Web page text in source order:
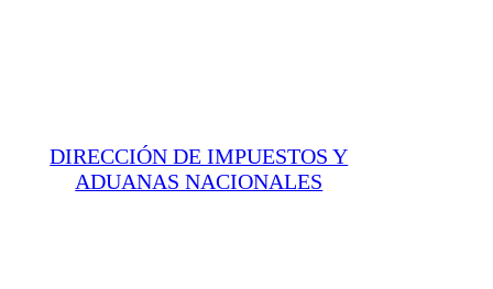
DIRECCIÓN DE IMPUESTOS Y
ADUANAS NACIONALES